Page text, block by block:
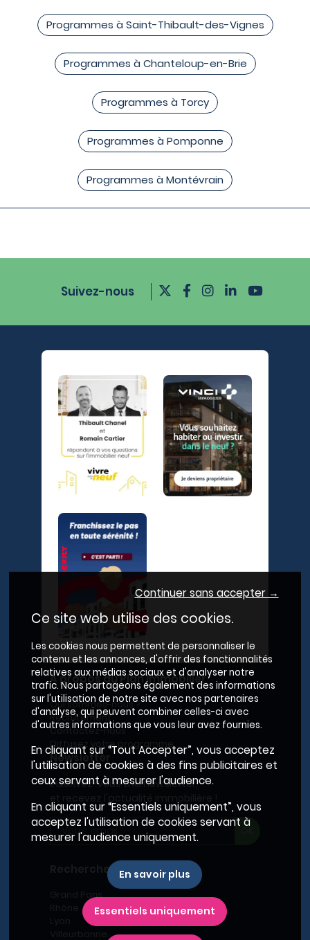
Programmes à Saint-Thibault-des-Vignes
Programmes à Chanteloup-en-Brie
Programmes à Torcy
Programmes à Pomponne
Programmes à Montévrain
Suivez-nous
A propos du Plan Immobilier
Qui sommes-nous ?
Recrutement
Contactez-nous
Diffusez votre programme
Newsletter
Inscrivez-vous à la newsletter,
Recherches fréquentes
Grand Paris
Continuer sans accepter →
Ce site web utilise des cookies.
Les cookies nous permettent de personnaliser le
contenu et les annonces, d'offrir des fonctionnalités
relatives aux médias sociaux et d'analyser notre
trafic. Nous partageons également des informations
sur l'utilisation de notre site avec nos partenaires
d'analyse, qui peuvent combiner celles-ci avec
d'autres informations que vous leur avez fournies.
En cliquant sur “Tout Accepter”, vous acceptez
l'utilisation de cookies à des fins publicitaires et
ceux servant à mesurer l'audience.
En cliquant sur “Essentiels uniquement”, vous
acceptez l'utilisation de cookies servant à
mesurer l'audience uniquement.
En savoir plus
Essentiels uniquement